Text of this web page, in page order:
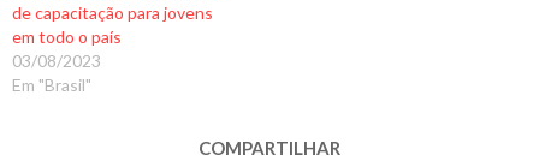
de capacitação para jovens
em todo o país
03/08/2023
Em "Brasil"
COMPARTILHAR